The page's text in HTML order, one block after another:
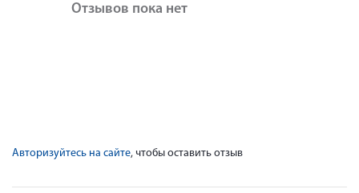
Отзывов пока нет
Авторизуйтесь на сайте, чтобы оставить отзыв